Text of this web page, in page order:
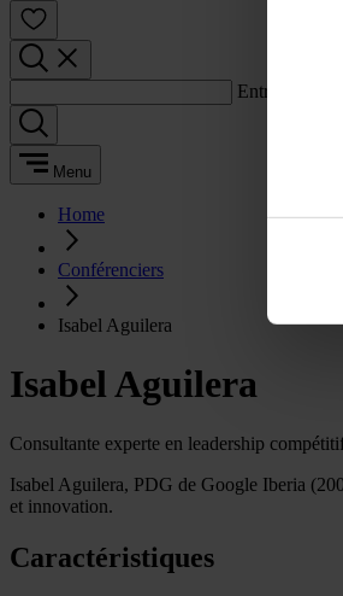
Entrez un
Menu
Home
Conférenciers
Isabel Aguilera
Isabel Aguilera
Consultante experte en leadership
Isabel Aguilera, PDG de Google Iberia
et innovation.
Caractéristiques